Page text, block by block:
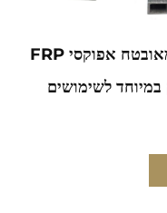
מכירה בجملת צינור שדרוג רזין מאובטח אפוקסי FRP
במיוחד לשימושים